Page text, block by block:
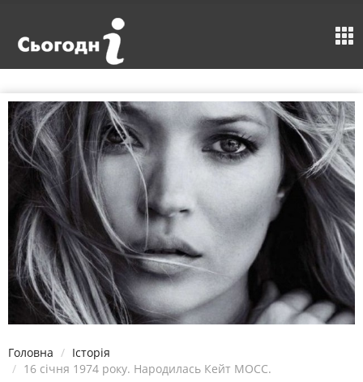
Головна
Історія
16 січня 1974 року. Народилась Кейт МОСС.